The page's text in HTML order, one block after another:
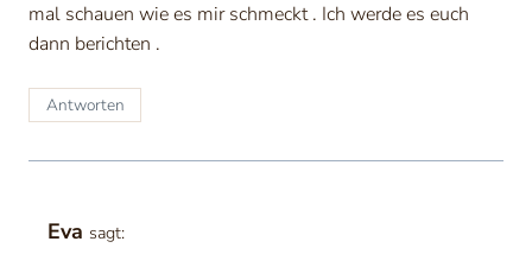
mal schauen wie es mir schmeckt . Ich werde es euch
dann berichten .
Antworten
Eva sagt: